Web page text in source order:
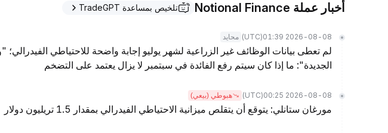
أخبار عملة Notional Finance تلخيص بمساعدة TradeGPT
2026-08-08 01:39
(UTC) محايد
لم تعطى بيانات الوظائف غير الزراعية لشهر يوليو إجابة واضحة للاحتياطي الفيدرالي؛
الجديدة": ما إذا كان سيتم رفع الفائدة في سبتمبر لا يزال يعتمد على التضخم
2026-08-08 00:25
(UTC) هبوطي (بيعي)
مورغان ستانلي: يتوقع أن يتقلص ميزانية الاحتياطي الفيدرالي بمقدار 1.5 تريليون دولار